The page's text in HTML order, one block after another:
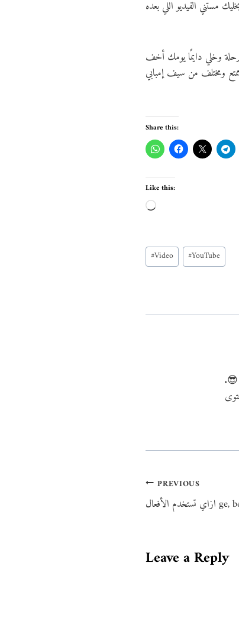
وخلي دايمًا يومك أخف
Share this:
Like this:
L
d
i
…
Post
Tags:
#Video #YouTube
😎.
Post
navigation
PREVIOUS
Leave a Reply